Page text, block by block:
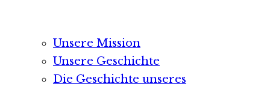
Unsere Mission
Unsere Geschichte
Die Geschichte unseres